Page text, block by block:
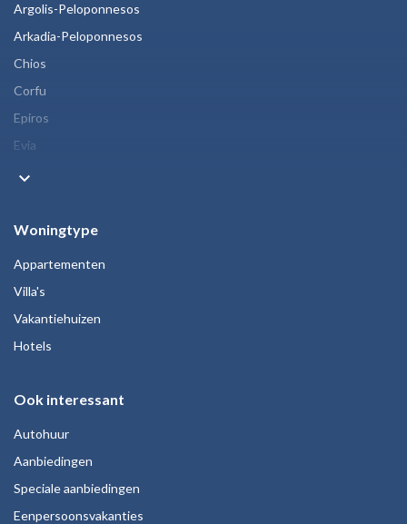
Argolis-Peloponnesos
Arkadia-Peloponnesos
Chios
Corfu
Epiros
Evia
keyboard_arrow_down
Woningtype
Appartementen
Villa's
Vakantiehuizen
Hotels
Ook interessant
Autohuur
Aanbiedingen
Speciale aanbiedingen
Eenpersoonsvakanties